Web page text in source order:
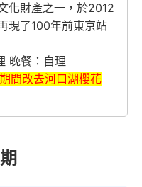
化財產之一，於2012
現了100年前東京站
晚餐：自理
間改去河口湖櫻花